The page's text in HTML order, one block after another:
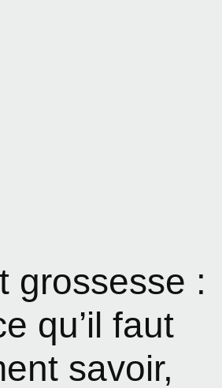
grossesse :
qu’il faut
savoir,